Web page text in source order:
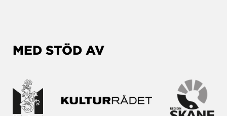
MED STÖD AV